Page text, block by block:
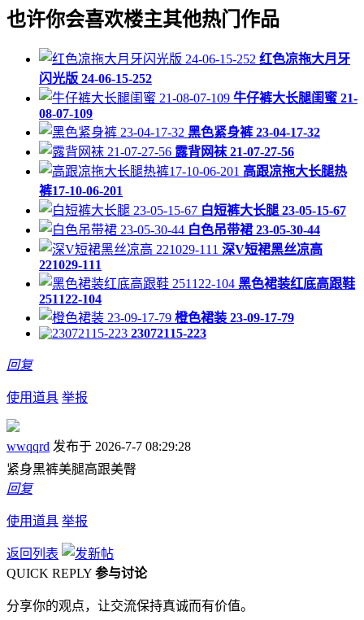
也许你会喜欢楼主其他热门作品
红色凉拖大月牙
闪光版 24-06-15-252
牛仔裤大长腿闺蜜 21-
08-07-109
黑色紧身裤 23-04-17-32
露背网袜 21-07-27-56
高跟凉拖大长腿热
裤17-10-06-201
白短裤大长腿 23-05-15-67
白色吊带裙 23-05-30-44
深V短裙黑丝凉高
221029-111
黑色裙装红底高跟鞋
251122-104
橙色裙装 23-09-17-79
23072115-223
回复
使用道具 举报
wwqqrd 发布于 2026-7-7 08:29:28
紧身黑裤美腿高跟美臀
回复
使用道具 举报
返回列表
QUICK REPLY 参与讨论
分享你的观点，让交流保持真诚而有价值。